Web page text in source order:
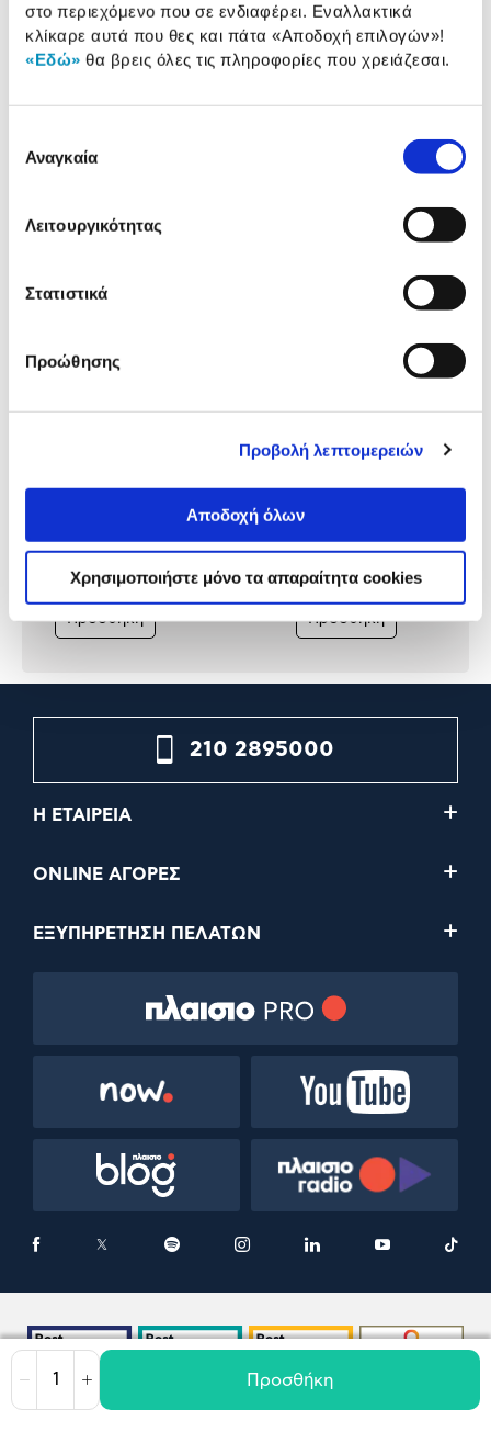
στο περιεχόμενο που σε ενδιαφέρει. Εναλλακτικά
κλίκαρε αυτά που θες και πάτα «Αποδοχή επιλογών»!
«Εδώ» θα βρεις όλες τις πληροφορίες που χρειάζεσαι.
συγκατάθεσης
Αναγκαία
Λειτουργικότητας
Στατιστικά
Προώθησης
Προβολή λεπτομερειών
Αποδοχή όλων
Χρησιμοποιήστε μόνο τα απαραίτητα cookies
Μείωση Αύξηση Προσθήκη
Αναλυτική
παρουσίαση
Αναλυτική παρουσίαση
Αξιολογήσεις
Δες τι κλίκαραν όσοι είδαν το ίδιο
προϊόν με εσένα!
Miele GP CL H 0502 L
Καθαριστικό Φούρνων
13,90€
Προσθήκη
Bosch 312298
15,90€
Προσθήκη
210 2895000
Η ΕΤΑΙΡΕΙΑ
ONLINE ΑΓΟΡΕΣ
ΕΞΥΠΗΡΕΤΗΣΗ ΠΕΛΑΤΩΝ